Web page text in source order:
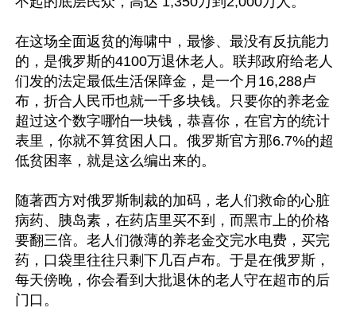
在这场全面返贫的海啸中，最惨、最没有反抗能力
的，是俄罗斯的4100万退休老人。联邦政府给老人
们发的法定最低生活保障金，是一个月16,288卢
布，折合人民币也就一千多块钱。只要你的养老金
超过这个数字哪怕一块钱，恭喜你，在官方的统计
表里，你就不算贫困人口。俄罗斯官方那6.7%的超
低贫困率，就是这么编出来的。
随著西方对俄罗斯制裁的加码，老人们救命的心脏
病药、胰岛素，在药店里买不到，而黑市上的价格
要翻三倍。老人们微薄的养老金交完水电费，买完
药，口袋里往往只剩下几百卢布。于是在俄罗斯，
每天傍晚，你会看到大批退休的老人守在超市的后
门口。